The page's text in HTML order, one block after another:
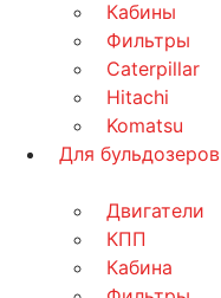
Кабины
Фильтры
Caterpillar
Hitachi
Komatsu
Для бульдозеров
Двигатели
КПП
Кабина